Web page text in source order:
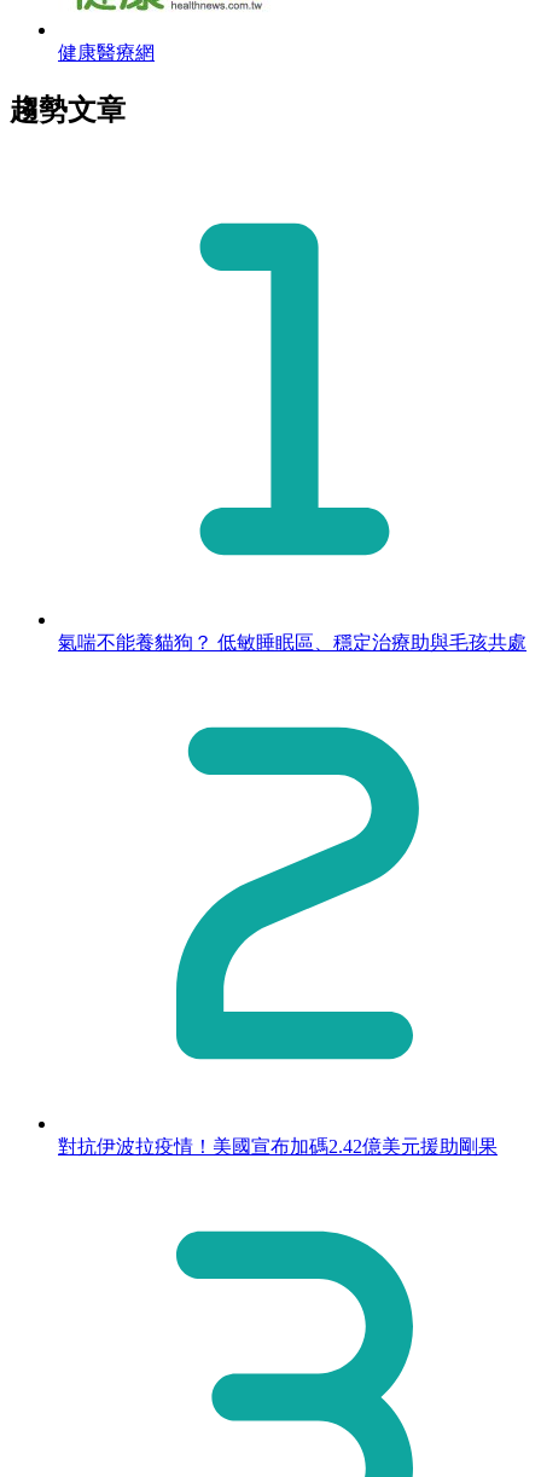
健康醫療網
趨勢文章
氣喘不能養貓狗？ 低敏睡眠區、穩定治療助與毛孩共處
對抗伊波拉疫情！美國宣布加碼2.42億美元援助剛果